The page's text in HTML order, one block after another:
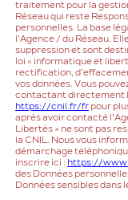
traitement pour la
Réseau qui reste
personnelles. La base
l'Agence / du Réseau.
suppression et sont
loi « informatique et
rectification,
vos données. Vous
contactant directement
https://cnil.fr/fr pour
après avoir contacté
Libertés » ne sont pas
la CNIL. Nous vous
démarchage
inscrire ici : https://
des Données
Données sensibles dans